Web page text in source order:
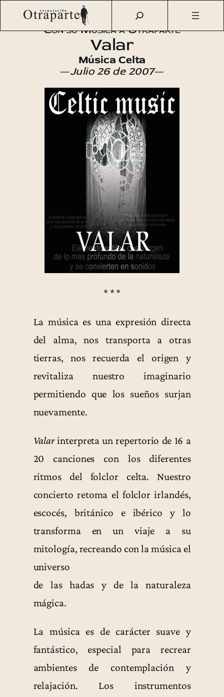
Saltar
Otraparte.org /Agenda Cultural Música Foclor Celta
Con su Música a Otraparte
Valar
Música Celta
—Julio 26 de 2007—
* * *
La música es una expresión directa
del alma, nos transporta a otras
tierras, nos recuerda el origen y
revitaliza nuestro imaginario
permitiendo que los sueños surjan
nuevamente.
Valarinterpreta un repertorio de 16 a
20 canciones con los diferentes
ritmos del folclor celta. Nuestro
concierto retoma el folclor irlandés,
escocés, británico e ibérico y lo
transforma en un viaje a su
mitología, recreando con la música el
universo
de las hadas y de la naturaleza
mágica.
La música es de carácter suave y
fantástico, especial para recrear
ambientes de contemplación y
relajación. Los instrumentos